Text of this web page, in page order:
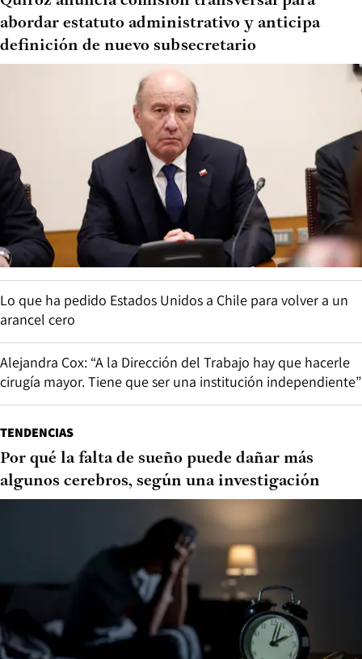
abordar estatuto administrativo y anticipa
definición de nuevo subsecretario
Lo que ha pedido Estados Unidos a Chile para volver a un
arancel cero
Alejandra Cox: “A la Dirección del Trabajo hay que hacerle
cirugía mayor. Tiene que ser una institución independiente”
TENDENCIAS
Por qué la falta de sueño puede dañar más
algunos cerebros, según una investigación